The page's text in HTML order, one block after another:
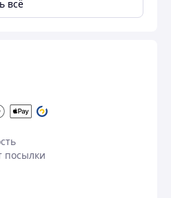
всё
посылки